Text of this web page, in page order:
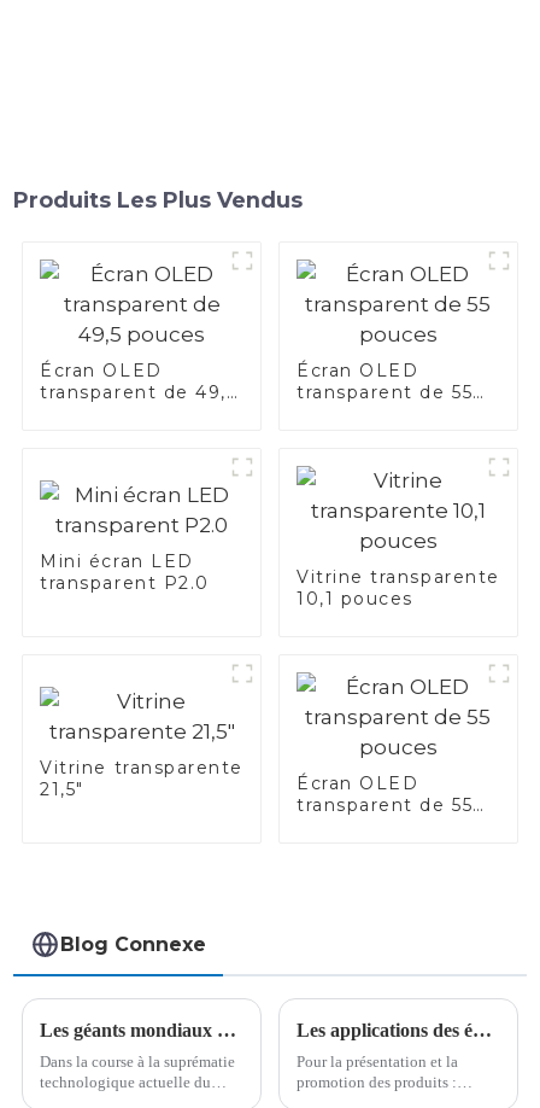
Produits Les Plus Vendus
Écran OLED
transparent de 49,5
Écran OLED
transparent de 55
Mini écran LED
transparent P2.0
Vitrine transparente
10,1 pouces
Vitrine transparente
21,5"
Écran OLED
transparent de 55
Blog Connexe
Les géants mondiaux de la télévision misent sur la technologie RGB-Mini LED
Dans la course à la suprématie
technologique actuelle du
Les applications des écrans transparents sur les distributeurs automatiques
Pour la présentation et la
promotion des produits :